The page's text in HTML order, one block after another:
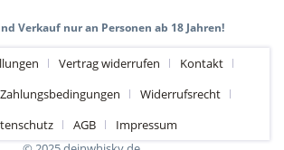
Verkauf nur an Personen ab 18 Jahren!
Vertrag widerrufen
Kontakt
Widerrufsrecht
AGB
Impressum